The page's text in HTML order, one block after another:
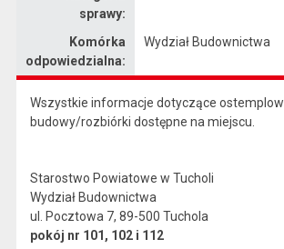
sprawy:
Komórka
odpowiedzialna:
Wydział Budownictwa
Wszystkie informacje dotyczące
budowy/rozbiórki dostępne na miejscu.
Starostwo Powiatowe w Tucholi
Wydział Budownictwa
ul. Pocztowa 7, 89-500 Tuchola
pokój nr 101, 102 i 112